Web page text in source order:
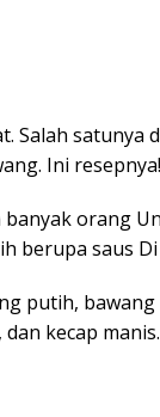
Salah satunya
Ini resepnya!
orang
berupa saus
putih, bawang
kecap